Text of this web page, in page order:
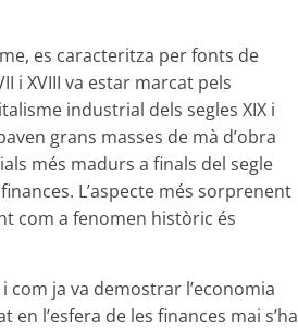
es caracteritza per fonts de
i XVIII va estar marcat pels
industrial dels segles XIX i
grans masses de mà d’obra
més madurs a finals del segle
L’aspecte més sorprenent
com a fenomen històric és
ja va demostrar l’economia
l’esfera de les finances mai s’ha